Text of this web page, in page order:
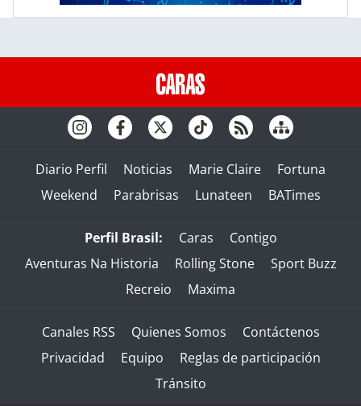
Diario Perfil Noticias Marie Claire
Fortuna
Weekend
Parabrisas Lunateen BATimes
Perfil Brasil: Caras
Contigo
Aventuras Na Historia
Rolling Stone
Sport Buzz
Recreio
Maxima
Canales RSS Quienes Somos
Contáctenos
Privacidad
Equipo
Reglas de participación
Tránsito